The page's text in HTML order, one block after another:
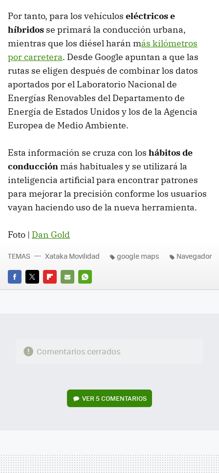
Por tanto, para los vehículos eléctricos e
híbridos se primará la conducción urbana,
mientras que los diésel harán más kilómetros
por carretera. Desde Google apuntan a que las
rutas se eligen después de combinar los datos
aportados por el Laboratorio Nacional de
Energías Renovables del Departamento de
Energía de Estados Unidos y los de la Agencia
Europea de Medio Ambiente.
Esta información se cruza con los hábitos de
conducción más habituales y se utilizará la
inteligencia artificial para encontrar patrones
para mejorar la precisión conforme los usuarios
vayan haciendo uso de la nueva herramienta.
Foto | Dan Gold
FACEBOOK
TWITTERFLIPBOARD
E-
WHATSAPP
TEMAS Xataka Movilidad google maps Navegador
Comentarios cerrados
VER 5 COMENTARIOS